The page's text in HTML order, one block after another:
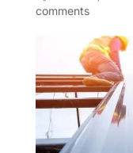
comments